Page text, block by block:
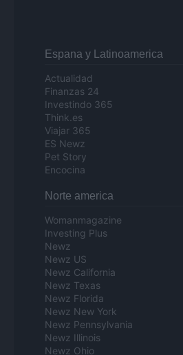
Espana y Latinoamerica
Actualidad
Finanzas 24
Investindo 365
Think.es
Viajar 365
ES Newz
Pet Story
Encocina
Norte america
Womanmagazine
Investing Plus
Newz
Newz US
Newz California
Newz Texas
Newz Florida
Newz New York
Newz Pennsylvania
Newz Illinois
Newz Ohio